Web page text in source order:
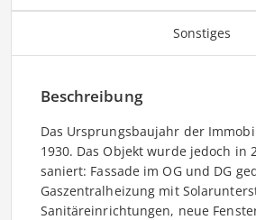
Sonstiges
Beschreibung
Das Ursprungsbaujahr der
1930. Das Objekt wurde jedoch in
saniert: Fassade im OG und DG
Gaszentralheizung mit
Sanitäreinrichtungen, neue